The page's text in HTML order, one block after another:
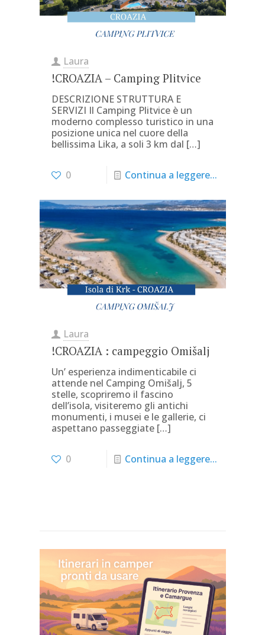
Laura
!CROAZIA – Camping Plitvice
DESCRIZIONE STRUTTURA E
SERVIZI Il Camping Plitvice è un
moderno complesso turistico in una
posizione unica nel cuore della
bellissima Lika, a soli 3 km dal […]
0 Continua a leggere...
Laura
!CROAZIA : campeggio Omišalj
Un’ esperienza indimenticabile ci
attende nel Camping Omišalj, 5
stelle, scopriremo il fascino
dell’isola, visiteremo gli antichi
monumenti, i musei e le gallerie, ci
aspettano passeggiate[…]
0 Continua a leggere...